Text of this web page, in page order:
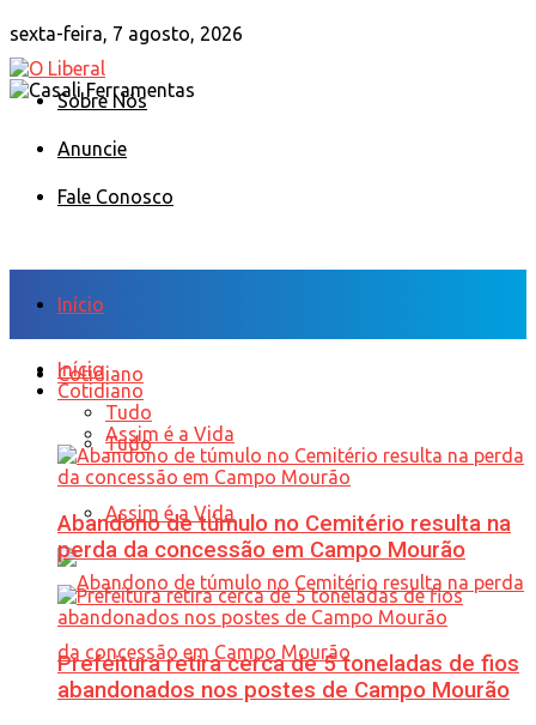
sexta-feira, 7 agosto, 2026
Sobre Nós
Anuncie
Fale Conosco
Início
Cotidiano
Tudo
Assim é a Vida
Início
Cotidiano
Tudo
Assim é a Vida
Abandono de túmulo no Cemitério resulta na
perda da concessão em Campo Mourão
Prefeitura retira cerca de 5 toneladas de fios
abandonados nos postes de Campo Mourão